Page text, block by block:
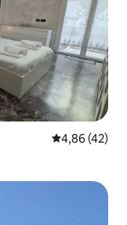
Просечна
4,86 (42)